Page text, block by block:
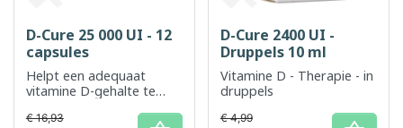
D-Cure 25 000 UI - 12
capsules
Helpt een adequaat
vitamine D-gehalte te
betere bot- en
€ 16,93
D-Cure 2400 UI -
Druppels 10 ml
Vitamine D - Therapie - in
druppels
€ 4,99